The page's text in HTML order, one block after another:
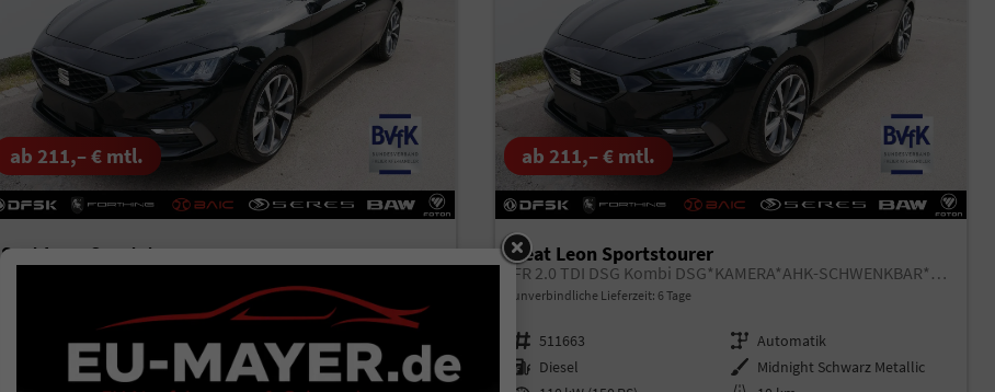
ab 211,– € mtl.
Seat Leon Sportstourer
511646 GetriebeAutomatik
AußenfarbeMidnight Schwarz Metallic
ab 211,– € mtl.
Seat Leon Sportstourer
FR 2.0 TDI DSG Kombi DSG*KAMERA*AHK-SCHWENKBAR*NAVI*TEMPOMAT*WINTERPAKET*
unverbindliche Lieferzeit: 6 Tage
Fahrzeugnr. 511663 Getriebe Automatik
Kraftstoff Diesel Außenfarbe Midnight Schwarz Metallic